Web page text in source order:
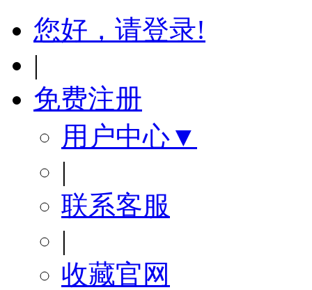
您好，请登录!
|
免费注册
用户中心▼
|
联系客服
|
收藏官网